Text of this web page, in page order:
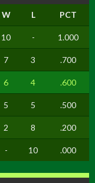
W L PCT
10 - 1.000
7 3 .700
6 4 .600
5 5 .500
2 8 .200
- 10 .000